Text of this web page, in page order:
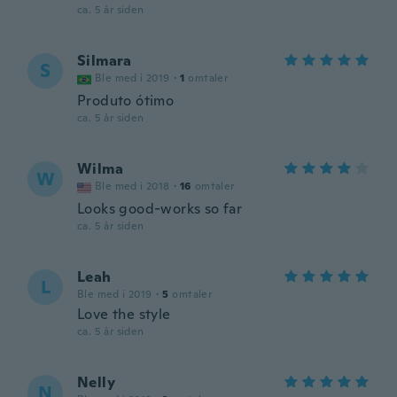
ca. 5 år siden
S Silmara
Ble med i 2019 · 1 omtaler
Produto ótimo
ca. 5 år siden
W Wilma
Ble med i 2018 · 16 omtaler
Looks good-works so far
ca. 5 år siden
L Leah
Ble med i 2019 · 5 omtaler
Love the style
ca. 5 år siden
Nelly